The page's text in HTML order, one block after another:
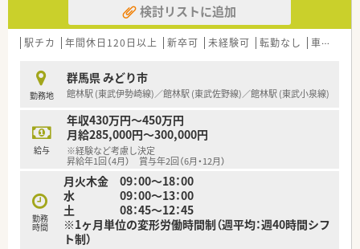
検討リストに追加
駅チカ 年間休日120日以上 新卒可 未経験可 転勤なし 車通勤可
勤務地
群馬県 みどり市
館林駅 (東武伊勢崎線)／館林駅 (東武佐野線)／館林駅 (東武小泉線)
給与
年収430万円～450万円
月給285,000円～300,000円
※経験など考慮し決定
昇給年1回（4月） 賞与年2回（6月・12月）
勤務
時間
月火木金 09：00～18：00
水 09：00～13：00
土 08：45～12：45
※1ヶ月単位の変形労働時間制（週平均：週40時間シフ
ト制）